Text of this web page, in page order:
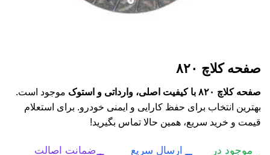
صفحه کلاچ ۸۲۰
صفحه کلاچ ۸۲۰ با کیفیت اصلی، وارداتی و استوک
موجود است.
بهترین انتخاب برای حفظ کارایی و ایمنی خودرو. برای استعلام
قیمت و خرید سریع، همین حالا تماس بگیرید!
موجود در
ارسال سریع
ضمانت اصالت